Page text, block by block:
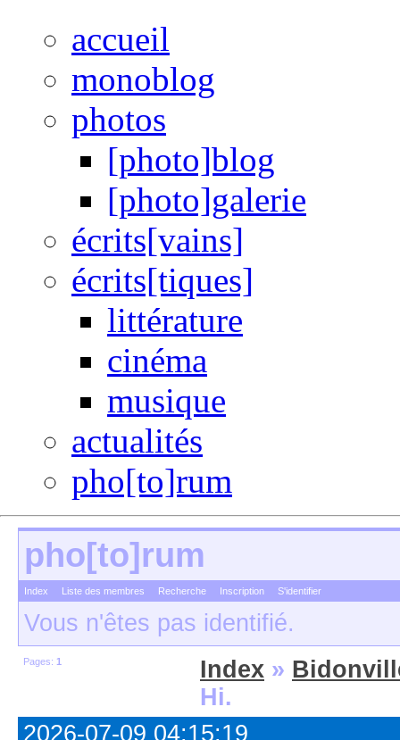
accueil
monoblog
photos
[photo]blog
[photo]galerie
écrits[vains]
écrits[tiques]
littérature
cinéma
musique
actualités
pho[to]rum
pho[to]rum
Index Liste des membres Recherche Inscription S'identifier
Vous n'êtes pas identifié.
Pages: 1 Index »
Hi.
2026-07-09 04:15:19